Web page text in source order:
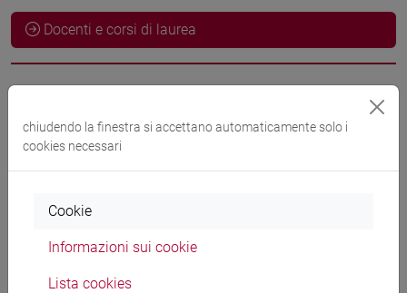
Docenti e corsi di laurea
MEDHEKAR Shyama
Materiali didattici
chiudendo la finestra si accettano automaticamente solo i
cookies necessari
Cookie
Informazioni sui cookie
Lista cookies